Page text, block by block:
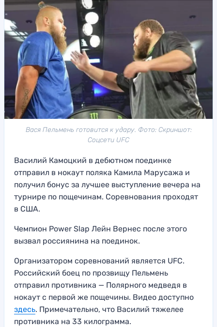
Вася Пельмень готовится к удару. Фото: Скриншот:
Соцсети UFC
Василий Камоцкий в дебютном поединке
отправил в нокаут поляка Камила Марусажа и
получил бонус за лучшее выступление вечера на
турнире по пощечинам. Соревнования проходят
в США.
Чемпион Power Slap Лейн Вернес после этого
вызвал россиянина на поединок.
Организатором соревнований является UFC.
Российский боец по прозвищу Пельмень
отправил противника — Полярного медведя в
нокаут с первой же пощечины. Видео доступно
здесь. Примечательно, что Василий тяжелее
противника на 33 килограмма.